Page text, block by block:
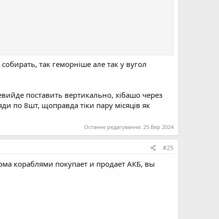
собирать, так геморніше але так у вугол
поставить вертикально, хібашо через
по 8шт, щоправда тіки пару місяців як
Останнє редагування: 25 Вер 2024
#25
кораблями покупает и продает АКБ, вы